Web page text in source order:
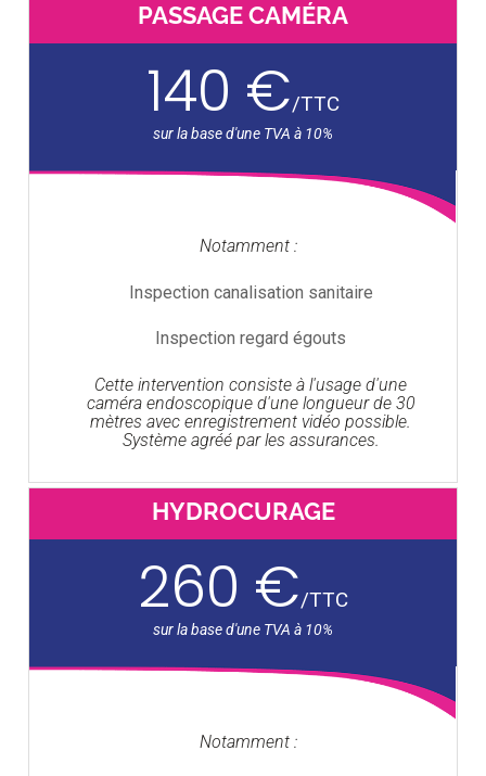
PASSAGE CAMÉRA
140 €/TTC
Notamment :
Inspection canalisation sanitaire
Inspection regard égouts
Cette intervention consiste à l'usage d'une
caméra endoscopique d'une longueur de 30
mètres avec enregistrement vidéo possible.
Système agréé par les assurances.
HYDROCURAGE
260 €/TTC
Notamment :